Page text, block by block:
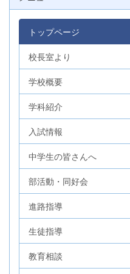
トップページ
校長室より
学校概要
学科紹介
入試情報
中学生の皆さんへ
部活動・同好会
進路指導
生徒指導
教育相談